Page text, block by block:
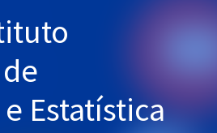
Estatística